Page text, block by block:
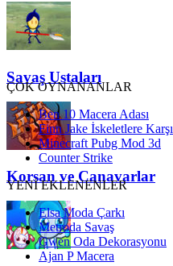
Savaş Ustaları
Korsan ve Canavarlar
ÇOK OYNANANLAR
Ben 10 Macera Adası
Finn Jake İskeletlere Karşı
Minecraft Pubg Mod 3d
Counter Strike
YENİ EKLENENLER
Elsa Moda Çarkı
Metroda Savaş
Gwen Oda Dekorasyonu
Ajan P Macera